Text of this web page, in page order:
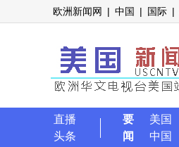
欧洲新闻网 | 中国 | 国际 |
直播
头条
要
闻
美国
中国